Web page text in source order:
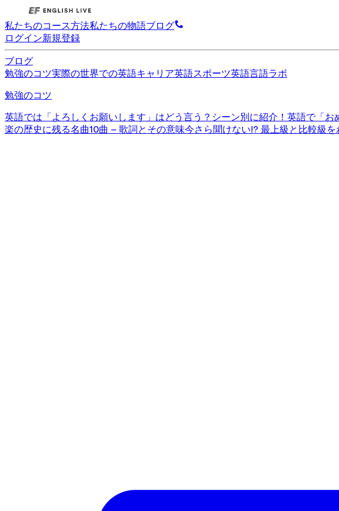
私たちのコース方法私たちの物語ブログ
ログイン新規登録
ブログ
勉強のコツ実際の世界での英語キャリア英語スポーツ英語言語ラボ
勉強のコツ
英語では「よろしくお願いします」はどう言う？シーン別に紹介！ 英語で「お
楽の歴史に残る名曲10曲 – 歌詞とその意味今さら聞けない!? 最上級と比較級